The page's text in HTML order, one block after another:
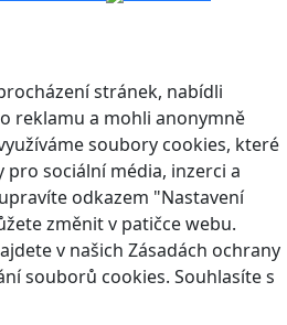
stránek, nabídli
reklamu a mohli anonymně
soubory cookies, které
sociální média, inzerci a
odkazem "Nastavení
změnit v patičce webu.
v našich Zásadách ochrany
souborů cookies. Souhlasíte s